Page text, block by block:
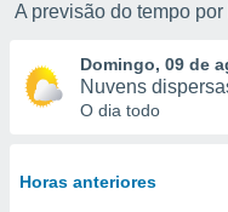
A previsão do tempo
Domingo, 09 de
Nuvens
O dia todo
Horas anteriores